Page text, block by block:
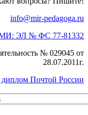
info@mir-pedagoga.ru
ЭЛ № ФС 77-81332
№ 029045 от
28.07.2011г.
диплом Почтой России